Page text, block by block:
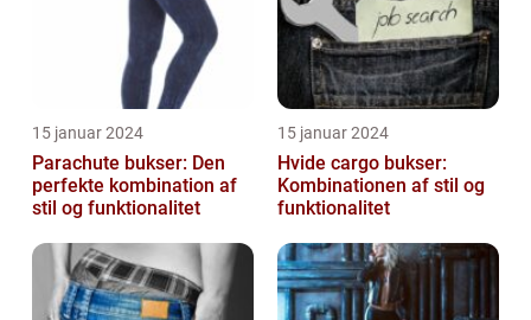
15 januar 2024
Parachute bukser: Den
perfekte kombination af
stil og funktionalitet
15 januar 2024
Hvide cargo bukser:
Kombinationen af stil og
funktionalitet